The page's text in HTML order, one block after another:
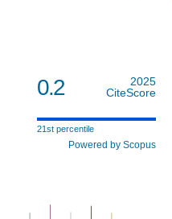
0.2
2025
CiteScore
21st percentile
Powered by Scopus